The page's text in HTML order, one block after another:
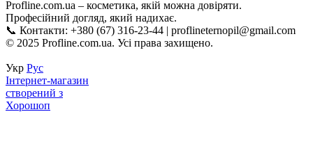
Profline.com.ua – косметика, якій можна довіряти.
Професійний догляд, який надихає.
📞 Контакти: +380 (67) 316-23-44 | proflineternopil@gmail.com
© 2025 Profline.com.ua. Усі права захищено.
Укр Рус
Інтернет-магазин
створений з
Хорошоп